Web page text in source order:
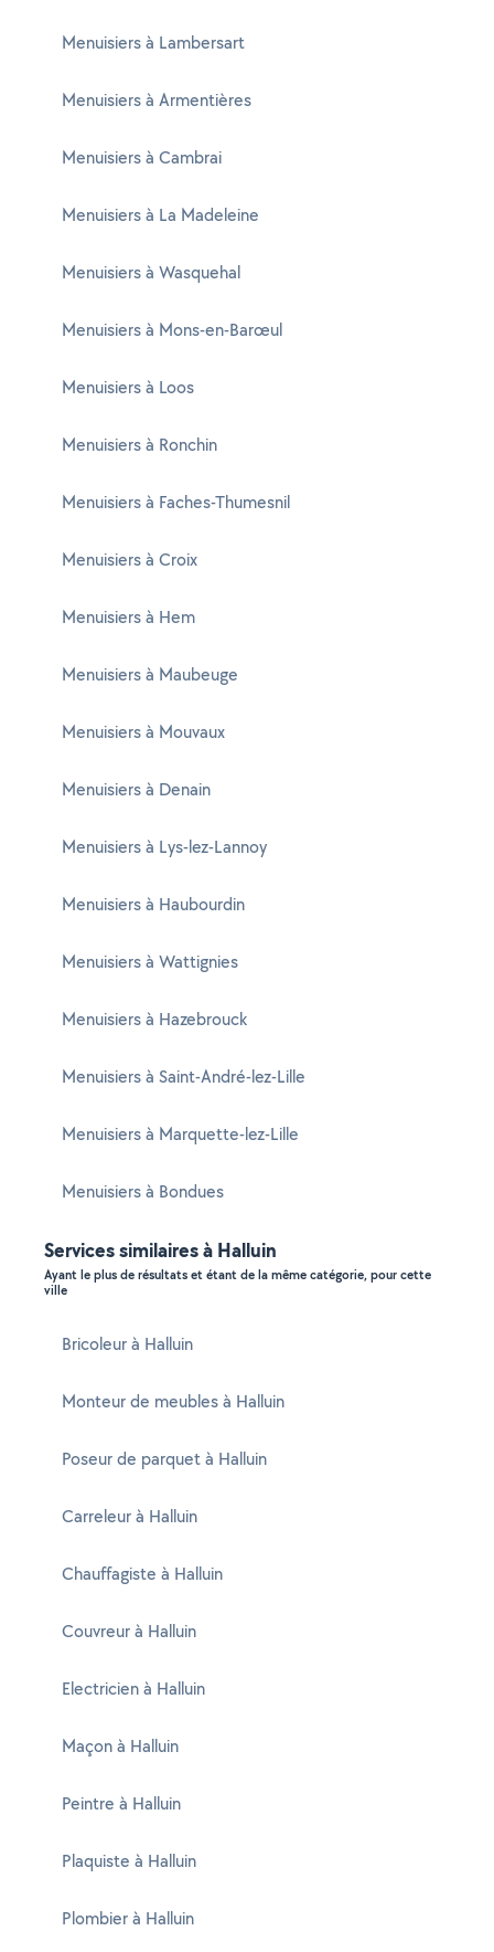
Menuisiers à Lambersart
Menuisiers à Armentières
Menuisiers à Cambrai
Menuisiers à La Madeleine
Menuisiers à Wasquehal
Menuisiers à Mons-en-Barœul
Menuisiers à Loos
Menuisiers à Ronchin
Menuisiers à Faches-Thumesnil
Menuisiers à Croix
Menuisiers à Hem
Menuisiers à Maubeuge
Menuisiers à Mouvaux
Menuisiers à Denain
Menuisiers à Lys-lez-Lannoy
Menuisiers à Haubourdin
Menuisiers à Wattignies
Menuisiers à Hazebrouck
Menuisiers à Saint-André-lez-Lille
Menuisiers à Marquette-lez-Lille
Menuisiers à Bondues
Services similaires à Halluin
Ayant le plus de résultats et étant de la même catégorie, pour cette
ville
Bricoleur à Halluin
Monteur de meubles à Halluin
Poseur de parquet à Halluin
Carreleur à Halluin
Chauffagiste à Halluin
Couvreur à Halluin
Electricien à Halluin
Maçon à Halluin
Peintre à Halluin
Plaquiste à Halluin
Plombier à Halluin